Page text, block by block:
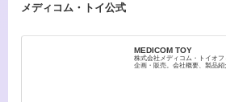
メディコム・トイ公式
MEDICOM TOY
株式会社メディコム・トイオ
企画・販売。会社概要、製品紹